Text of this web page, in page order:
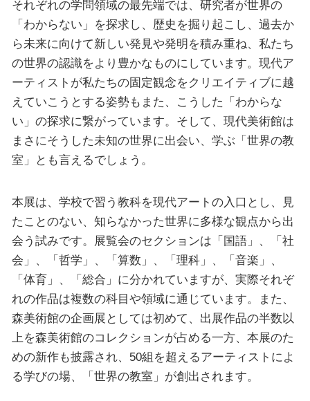
それぞれの学問領域の最先端では、研究者が世界の
「わからない」を探求し、歴史を掘り起こし、過去か
ら未来に向けて新しい発見や発明を積み重ね、私たち
の世界の認識をより豊かなものにしています。現代ア
ーティストが私たちの固定観念をクリエイティブに越
えていこうとする姿勢もまた、こうした「わからな
い」の探求に繋がっています。そして、現代美術館は
まさにそうした未知の世界に出会い、学ぶ「世界の教
室」とも言えるでしょう。
本展は、学校で習う教科を現代アートの入口とし、見
たことのない、知らなかった世界に多様な観点から出
会う試みです。展覧会のセクションは「国語」、「社
会」、「哲学」、「算数」、「理科」、「音楽」、
「体育」、「総合」に分かれていますが、実際それぞ
れの作品は複数の科目や領域に通じています。また、
森美術館の企画展としては初めて、出展作品の半数以
上を森美術館のコレクションが占める一方、本展のた
めの新作も披露され、50組を超えるアーティストによ
る学びの場、「世界の教室」が創出されます。